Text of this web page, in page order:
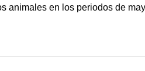
animales en los periodos de